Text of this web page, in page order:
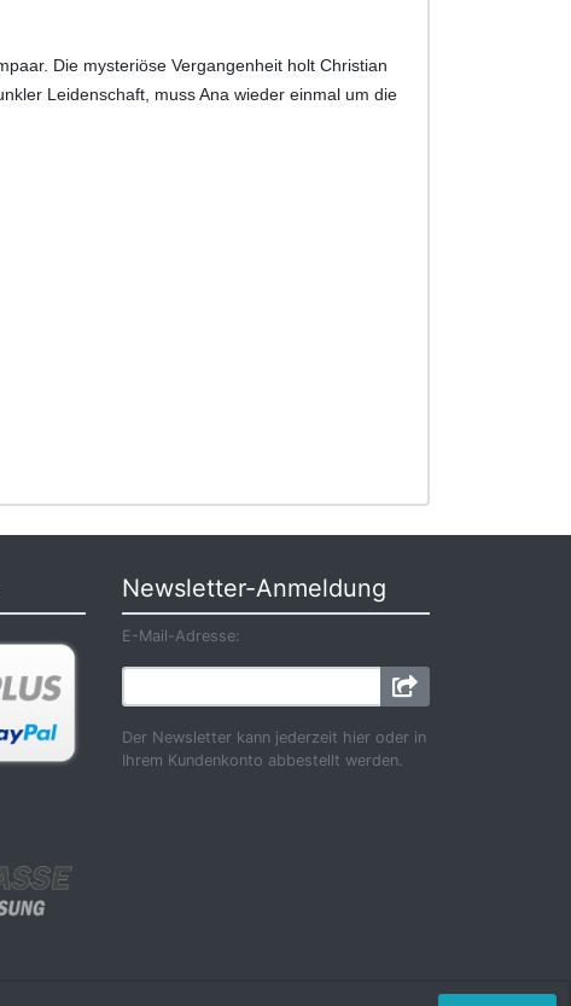
Die mysteriöse Vergangenheit holt Christian
Leidenschaft, muss Ana wieder einmal um die
Newsletter-Anmeldung
E-Mail-Adresse:
Der Newsletter kann jederzeit hier oder in
Ihrem Kundenkonto abbestellt werden.